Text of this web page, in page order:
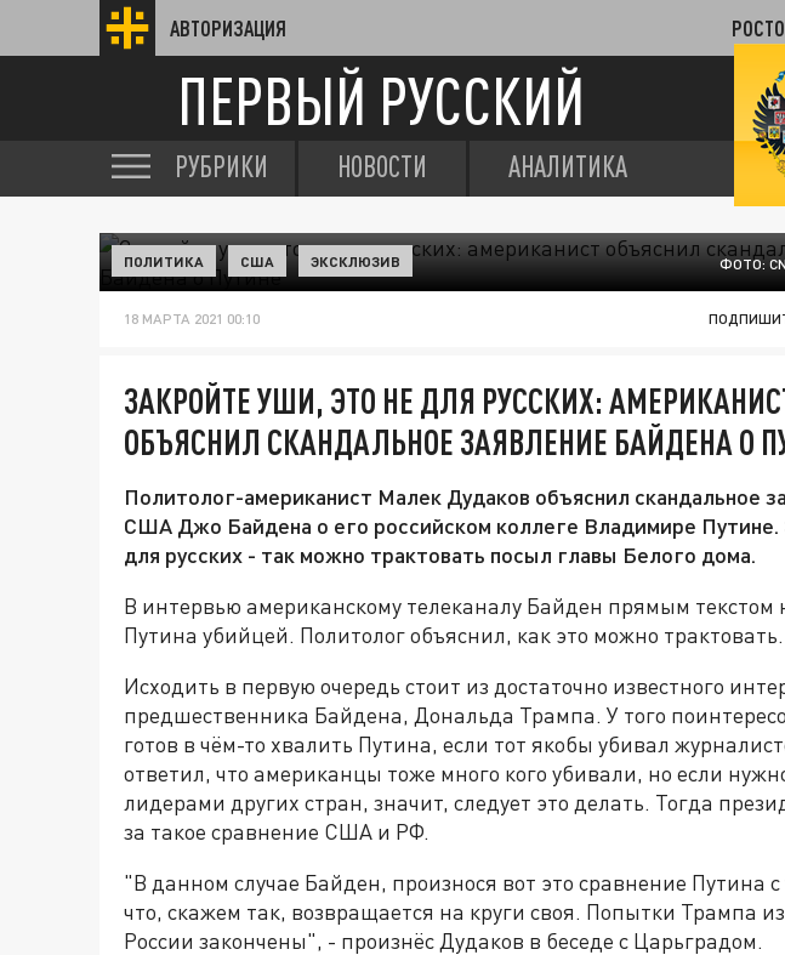
АВТОРИЗАЦИЯ
ПЕРВЫЙ РУССКИЙ
РУБРИКИ НОВОСТИ АНАЛИТИКА
ФОТО:
ПОЛИТИКА США ЭКСКЛЮЗИВ
18 МАРТА 2021 00:10
ЗАКРОЙТЕ УШИ, ЭТО НЕ ДЛЯ РУССКИХ:
ОБЪЯСНИЛ СКАНДАЛЬНОЕ ЗАЯВЛЕНИЕ БАЙДЕНА О
Политолог-американист Малек Дудаков объяснил скандальное
США Джо Байдена о его российском коллеге Владимире Путине.
для русских - так можно трактовать посыл главы Белого дома.
В интервью американскому телеканалу Байден прямым
Путина убийцей. Политолог объяснил, как это можно трактовать.
Исходить в первую очередь стоит из достаточно известного
предшественника Байдена, Дональда Трампа. У того
готов в чём-то хвалить Путина, если тот якобы убивал
ответил, что американцы тоже много кого убивали, но если
лидерами других стран, значит, следует это делать. Тогда
за такое сравнение США и РФ.
"В данном случае Байден, произнося вот это сравнение Путина
что, скажем так, возвращается на круги своя. Попытки Трампа
России закончены", - произнёс Дудаков в беседе с Царьградом.